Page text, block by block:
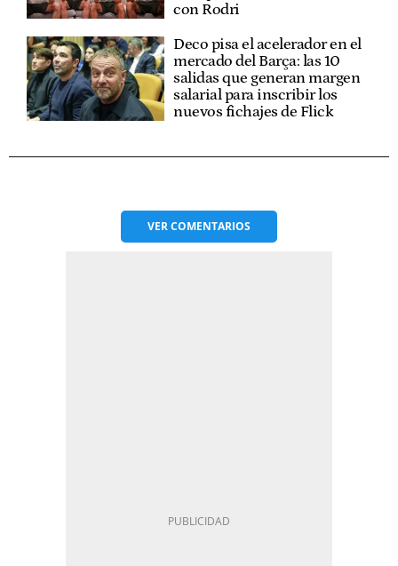
con Rodri
Deco pisa el acelerador en el
mercado del Barça: las 10
salidas que generan margen
salarial para inscribir los
nuevos fichajes de Flick
VERCOMENTARIOS